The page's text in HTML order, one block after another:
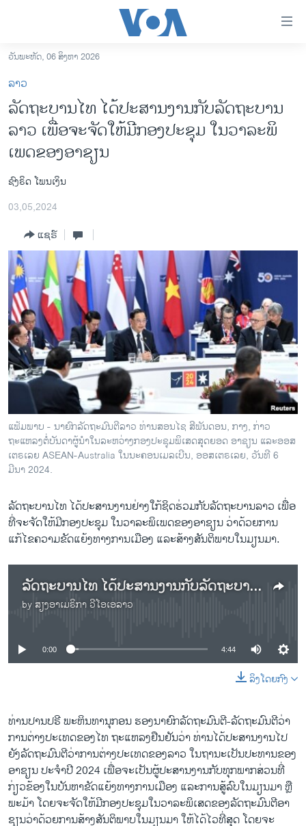
ເຂົ້າ
ຫາ
ຂ້າມ
ຂ້າມ
ຂ້າມ
ໄປ
ຫາ
ຊອກ
ລາວ
ອາເມຣິກາ
ການເລືອກຕັ້ງ ປະທານາທີບໍດີ ສະຫະລັດ 2024
ອິດສະຫຼະພາບດ້ານການຂ່າວ
ຊີວິດຊາວລາວ
ຊຸມຊົນຊາວລາວ
ວິທະຍາສາດ-ເທັກໂນໂລຈີ
ທຸລະກິດ
ພາສາອັງກິດ
ວີດີໂອ
ສຽງ
ລາຍການກະຈາຍສຽງ
ລາຍງານ
ຕິດຕາມພວກເຮົາ ທີ່
ພາສາຕ່າງໆ
ວັນພະຫັດ, 06 ສິງຫາ 2026
ລາວ
ລັດຖະບານໄທ ໄດ້ປະສານງານກັບລັດຖະບານ
ລາວ ເພື່ອຈະຈັດໃຫ້ມີກອງປະຊຸມ ໃນວາລະພິ
ເພດຂອງອາຊຽນ
ຊົງຣິດ ໂພນເງິນ
03,05,2024
ແຊຣ໌
ແຟ້ມພາບ - ນາຍົກລັດຖະມົນຕີລາວ ທ່ານສອນໄຊ ສີພັນດອນ, ກາງ, ກ່າວ
ຖະແຫລງຕໍ່ບັນດາຜູ້ນຳໃນລະຫວ່າງກອງປະຊຸມພິເສດສຸດຍອດ ອາຊຽນ ແລະອອສ
ເຕຣເລຍ ASEAN-Australia ໃນນະຄອນເມລເບີນ, ອອສເຕຣເລຍ, ວັນທີ 6
ມີນາ 2024.
ລັດຖະບານໄທ ໄດ້ປະສານງານຢ່າງໃກ້ຊິດຮ່ວມກັບລັດຖະບານລາວ ເພື່ອ
ທີ່ຈະຈັດໃຫ້ມີກອງປະຊຸມ ໃນວາລະພິເພດຂອງອາຊຽນ ວ່າດ້ວຍການ
ແກ້ໄຂຄວາມຂັດແຍ້ງທາງການເມືອງ ແລະສ້າງສັນຕິພາບໃນມຽນມາ.
ລັດຖະບານໄທ ໄດ້ປະສານງານກັບລັດຖະບານລາວ ເພື່ອຈະຈັດໃຫ້ມີກອງປະຊຸມ ໃນວາລະພິເພດຂອງອາຊຽນ
by ສຽງອາເມຣິກາ ວີໂອເອລາວ
No media source currently available
0:00 4:44
ລິງໂດຍກົງ
ທ່ານປານປຣີ ພະຫິນທານຸກອນ ຮອງນາຍົກລັດຖະມົນຕີ-ລັດຖະມົນຕີວ່າ
ການຕ່າງປະເທດຂອງໄທ ຖະແຫລງຢືນຢັນວ່າ ທ່ານໄດ້ປະສານງານໄປ
ຍັງລັດຖະມົນຕີວ່າການຕ່າງປະເທດຂອງລາວ ໃນຖານະເປັນປະທານຂອງ
ອາຊຽນ ປະຈຳປີ 2024 ເພື່ອຈະເປັນຜູ້ປະສານງານກັບທຸກພາກສ່ວນທີ່
ກ່ຽວຂ້ອງໃນບັນຫາຂັດແຍ້ງທາງການເມືອງ ແລະການສູ້ລົບໃນມຽນມາ ຫຼື
ພະມ້າ ໂດຍຈະຈັດໃຫ້ມີກອງປະຊຸມໃນວາລະພິເສດຂອງລັດຖະມົນຕີອາ
ຊຽນວ່າດ້ວຍການສ້າງສັນຕິພາບໃນມຽນມາ ໃຫ້ໄດ້ໄວທີ່ສຸດ ໂດຍຈະ